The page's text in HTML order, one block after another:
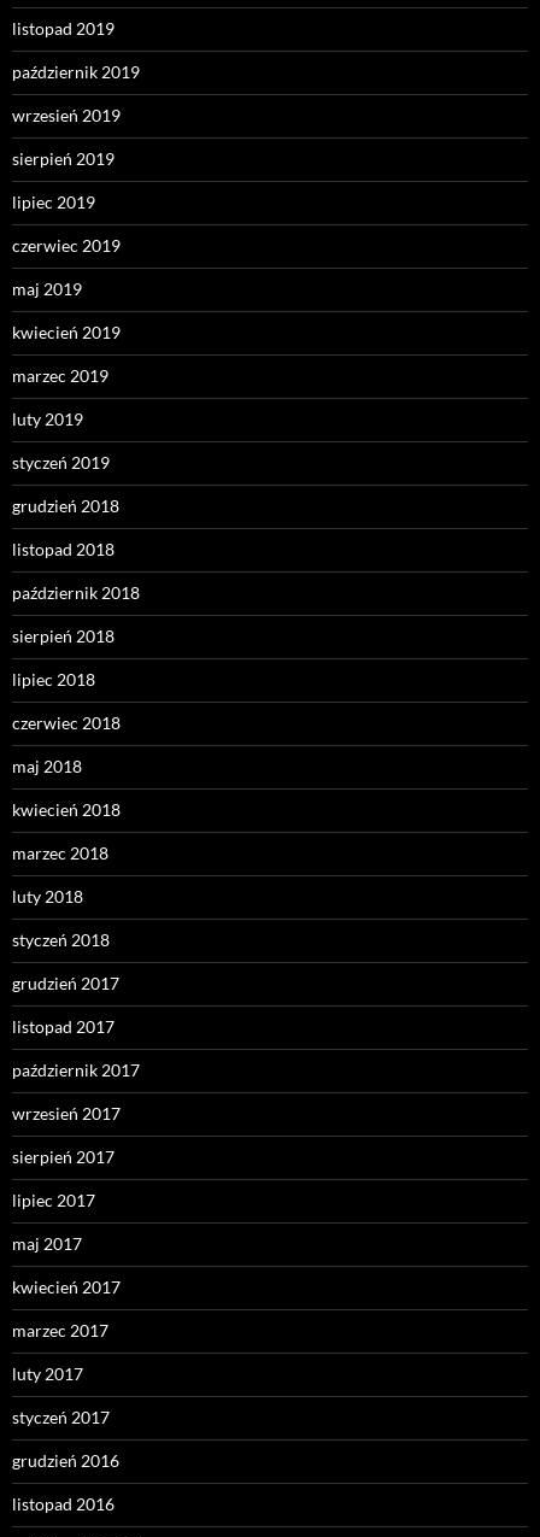
listopad 2019
październik 2019
wrzesień 2019
sierpień 2019
lipiec 2019
czerwiec 2019
maj 2019
kwiecień 2019
marzec 2019
luty 2019
styczeń 2019
grudzień 2018
listopad 2018
październik 2018
sierpień 2018
lipiec 2018
czerwiec 2018
maj 2018
kwiecień 2018
marzec 2018
luty 2018
styczeń 2018
grudzień 2017
listopad 2017
październik 2017
wrzesień 2017
sierpień 2017
lipiec 2017
maj 2017
kwiecień 2017
marzec 2017
luty 2017
styczeń 2017
grudzień 2016
listopad 2016